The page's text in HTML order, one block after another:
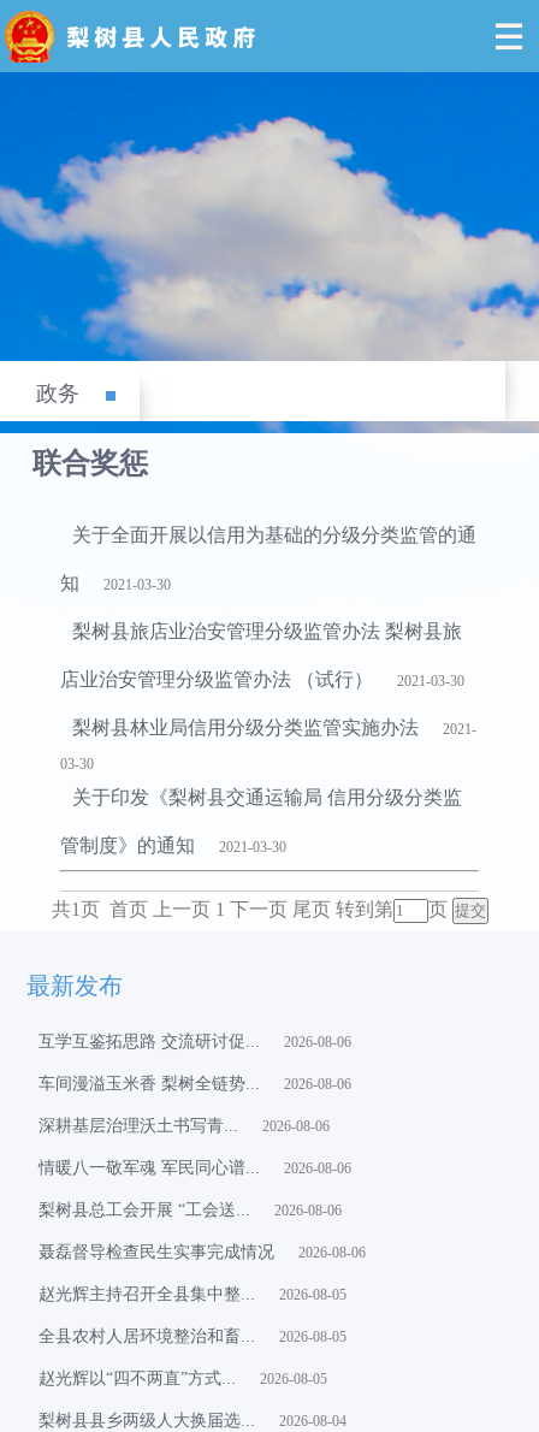
政务
政务>归档专题>《信用中国(吉林梨树)》>联合奖惩
联合奖惩
关于全面开展以信用为基础的分级分类监管的通
知 2021-03-30
梨树县旅店业治安管理分级监管办法 梨树县旅
店业治安管理分级监管办法 （试行） 2021-03-30
梨树县林业局信用分级分类监管实施办法 2021-
03-30
关于印发《梨树县交通运输局 信用分级分类监
管制度》的通知 2021-03-30
共1页 首页 上一页 1 下一页 尾页 转到第 页
最新发布
互学互鉴拓思路 交流研讨促... 2026-08-06
车间漫溢玉米香 梨树全链势... 2026-08-06
​深耕基层治理沃土书写青... 2026-08-06
情暖八一敬军魂 军民同心谱... 2026-08-06
梨树县总工会开展 “工会送... 2026-08-06
聂磊督导检查民生实事完成情况 2026-08-06
赵光辉主持召开全县集中整... 2026-08-05
全县农村人居环境整治和畜... 2026-08-05
赵光辉以“四不两直”方式... 2026-08-05
梨树县县乡两级人大换届选... 2026-08-04